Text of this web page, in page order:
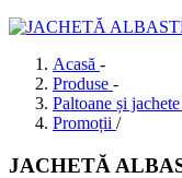
Acasă -
Produse -
Paltoane și jachete
Promoții /
JACHETĂ